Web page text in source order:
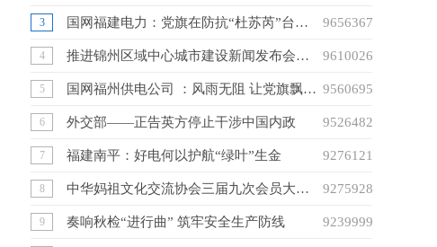
3 国网福建电力：党旗在防抗“杜苏芮”台风一线高高飘扬 9656367
4 推进锦州区域中心城市建设新闻发布会举行 9610026
5 国网福州供电公司 ：风雨无阻 让党旗飘扬在驰援莆田保电抢修一线 9560695
6 外交部——正告英方停止干涉中国内政 9526482
7 福建南平：好电何以护航“绿叶”生金 9276121
8 中华妈祖文化交流协会三届九次会员大会在广州南沙成功召开 9275928
9 奏响秋检“进行曲” 筑牢安全生产防线 9239999